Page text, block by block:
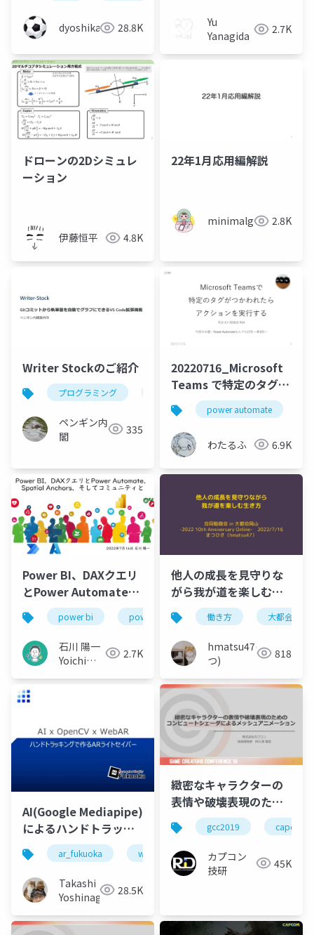
dyoshikawa 28.8K
Yu
Yanagida
2.7K
ドローンの2Dシミュレ
ーション
伊藤恒平 4.8K
22年1月応用編解説
minimalgreen2.8K
Writer Stockのご紹介
プログラミング javascript vscode
ペンギン内
閣
335
20220716_Microsoft
Teams で特定のタグが
つかわれたらアクショ
ンを実行する
power automate
わたるふ 6.9K
Power BI、DAXクエリ
とPower Automate、
Spatial Anchors、そ
してコミュニティと
power bi power automate spatial anchors
石川 陽一
Yoichi
2.7K
他人の成長を見守りな
がら我が道を楽しむ生
き方
働き方 大都会岡山
hmatsu47(ま
つ)
818
AI(Google Mediapipe)
によるハンドトラッキ
ングハンズオン
ar_fukuoka webar mediapipe
Takashi
Yoshinaga
28.5K
緻密なキャラクターの
表情や破壊表現のため
のコンピュートシェー
ダによるメッシュアニ
メーション
gcc2019 capcom
カプコン
技研
45K